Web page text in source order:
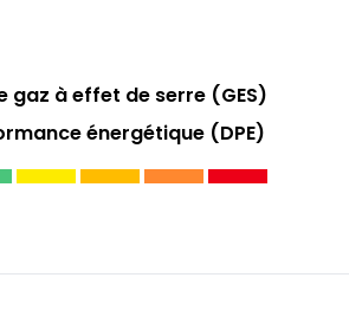
gaz à effet de serre (GES)
énergétique (DPE)